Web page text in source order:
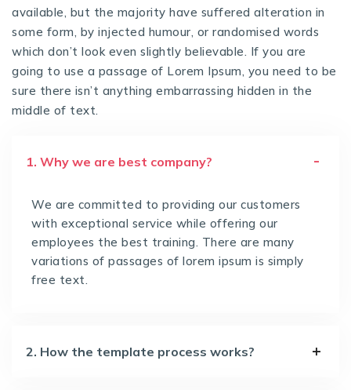
available, but the majority have suffered alteration in
some form, by injected humour, or randomised words
which don’t look even slightly believable. If you are
going to use a passage of Lorem Ipsum, you need to be
sure there isn’t anything embarrassing hidden in the
middle of text.
1. Why we are best company?
We are committed to providing our customers
with exceptional service while offering our
employees the best training. There are many
variations of passages of lorem ipsum is simply
free text.
2. How the template process works?